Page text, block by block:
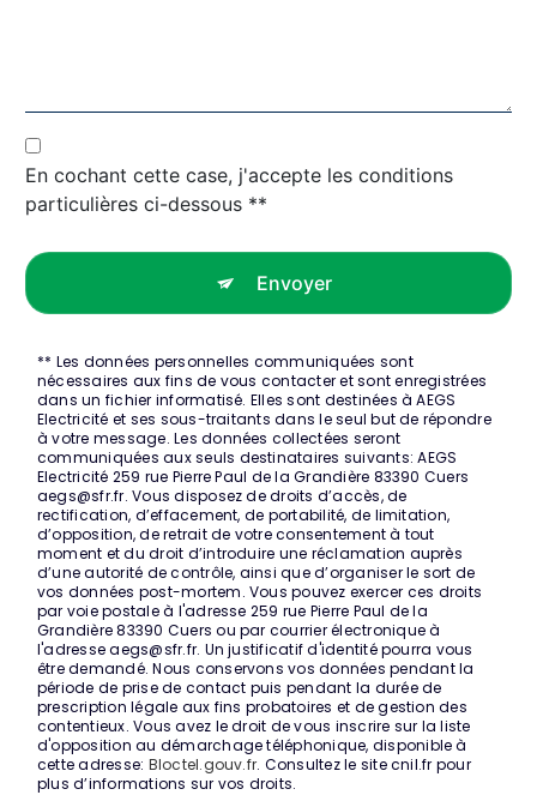
En cochant cette case, j'accepte les conditions
particulières ci-dessous **
Envoyer
** Les données personnelles communiquées sont
nécessaires aux fins de vous contacter et sont enregistrées
dans un fichier informatisé. Elles sont destinées à AEGS
Electricité et ses sous-traitants dans le seul but de répondre
à votre message. Les données collectées seront
communiquées aux seuls destinataires suivants: AEGS
Electricité 259 rue Pierre Paul de la Grandière 83390 Cuers
aegs@sfr.fr. Vous disposez de droits d’accès, de
rectification, d’effacement, de portabilité, de limitation,
d’opposition, de retrait de votre consentement à tout
moment et du droit d’introduire une réclamation auprès
d’une autorité de contrôle, ainsi que d’organiser le sort de
vos données post-mortem. Vous pouvez exercer ces droits
par voie postale à l'adresse 259 rue Pierre Paul de la
Grandière 83390 Cuers ou par courrier électronique à
l'adresse aegs@sfr.fr. Un justificatif d'identité pourra vous
être demandé. Nous conservons vos données pendant la
période de prise de contact puis pendant la durée de
prescription légale aux fins probatoires et de gestion des
contentieux. Vous avez le droit de vous inscrire sur la liste
d'opposition au démarchage téléphonique, disponible à
cette adresse: Bloctel.gouv.fr. Consultez le site cnil.fr pour
plus d’informations sur vos droits.